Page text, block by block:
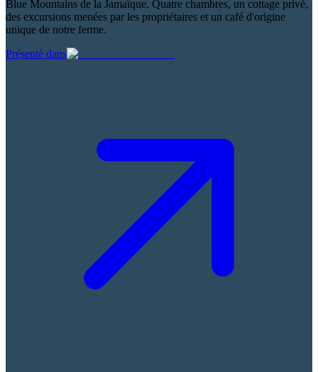
Blue Mountains de la Jamaïque. Quatre chambres, un cottage privé,
des excursions menées par les propriétaires et un café d'origine
unique de notre ferme.
Présenté dans